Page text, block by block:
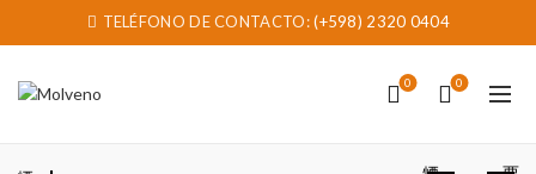
TELÉFONO DE CONTACTO:(+598) 2320 0404
0 0